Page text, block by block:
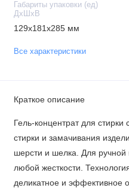
Габариты упаковки (ед)
ДхШхВ
129x181x285 мм
Все характеристики
Краткое описание
Гель-концентрат для
стирки и замачивания
шерсти и шелка. Для
любой жесткости.
деликатное и эффективное